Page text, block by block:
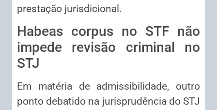
prestação jurisdicional.
Habeas corpus no STF não
impede revisão criminal no
STJ
Em matéria de admissibilidade, outro
ponto debatido na jurisprudência do STJ